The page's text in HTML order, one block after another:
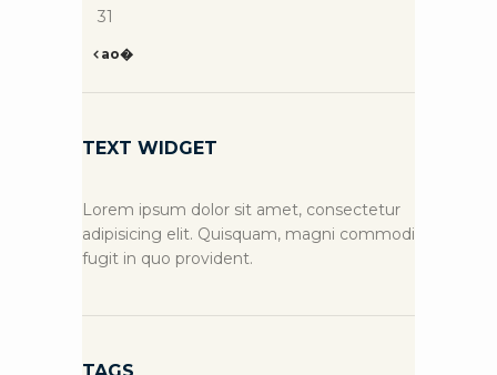
31
ao�
TEXT WIDGET
Lorem ipsum dolor sit amet, consectetur
adipisicing elit. Quisquam, magni commodi
fugit in quo provident.